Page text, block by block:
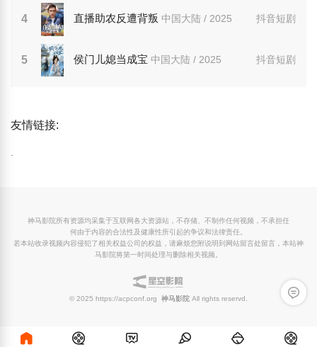
4 抖音短剧
直播助农反遭背叛 中国大陆 / 2025
5 抖音短剧
侯门儿媳当成宝 中国大陆 / 2025
友情链接:
留言反
神马影院所有资源均采集于互联网各大资源站，不存储、不制作任何视频，不承担任
何由于内容的合法性及健康性所引起的争议和法律责任。
若本站收录视频内容侵犯了相关权益公司的权益，请麻烦您附说明到网站留言处留言，本站神
马影院将第一时间处理与删除相关视频。
© 2025 https://acpconf.org 神马影院 All rights reservd.